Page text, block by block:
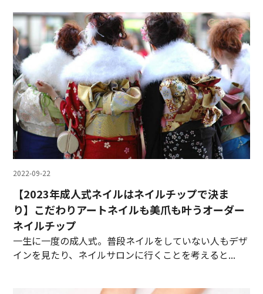
2022-09-22
【2023年成人式ネイルはネイルチップで決ま
り】こだわりアートネイルも美爪も叶うオーダー
ネイルチップ
一生に一度の成人式。普段ネイルをしていない人もデザ
インを見たり、ネイルサロンに行くことを考えると...